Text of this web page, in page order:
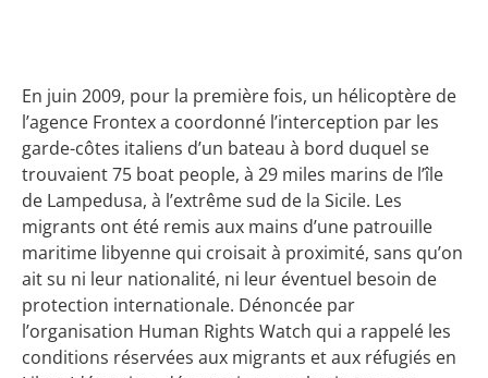
En juin 2009, pour la première fois, un hélicoptère de
l’agence Frontex a coordonné l’interception par les
garde-côtes italiens d’un bateau à bord duquel se
trouvaient 75 boat people, à 29 miles marins de l’île
de Lampedusa, à l’extrême sud de la Sicile. Les
migrants ont été remis aux mains d’une patrouille
maritime libyenne qui croisait à proximité, sans qu’on
ait su ni leur nationalité, ni leur éventuel besoin de
protection internationale. Dénoncée par
l’organisation Human Rights Watch qui a rappelé les
conditions réservées aux migrants et aux réfugiés en